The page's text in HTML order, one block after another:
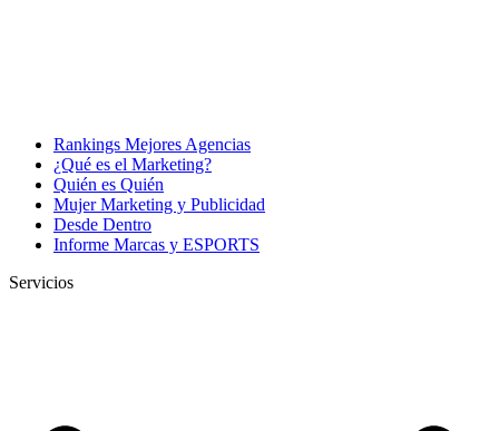
Rankings Mejores Agencias
¿Qué es el Marketing?
Quién es Quién
Mujer Marketing y Publicidad
Desde Dentro
Informe Marcas y ESPORTS
Servicios